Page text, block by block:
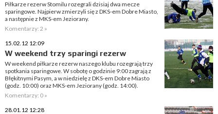
Piłkarze rezerw Stomilu rozegrali dzisiaj dwa mecze
sparingowe. Najpierw zmierzyli się z DKS-em Dobre Miasto,
a następnie z MKS-em Jeziorany.
Komentarzy: 2 »
15.02.12 12:09
W weekend trzy sparingi rezerw
W weekend piłkarze rezerw naszego klubu rozegrają trzy
spotkania sparingowe. W sobotę o godzinie 9:00 zagrają z
Błękitnymi Pasym, a w niedzielę z DKS-em Dobre Miasto
(godz. 10:00) oraz MKS-em Jeziorany (godz. 14:00).
Komentarzy: 0 »
28.01.12 12:28